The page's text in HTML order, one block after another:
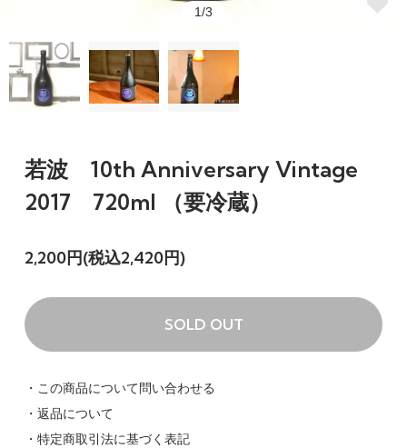
1/3
若波 10th Anniversary Vintage
2017 720ml （要冷蔵）
2,200円(税込2,420円)
SOLD OUT
・この商品について問い合わせる
・返品について
・特定商取引法に基づく表記